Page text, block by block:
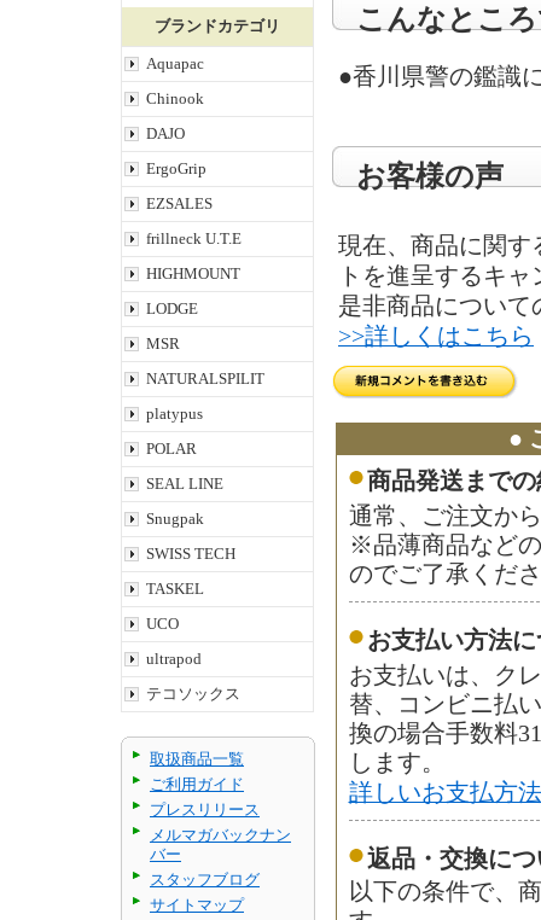
ブランドカテゴリ
Aquapac
Chinook
DAJO
ErgoGrip
EZSALES
frillneck U.T.E
HIGHMOUNT
LODGE
MSR
NATURALSPILIT
platypus
POLAR
SEAL LINE
Snugpak
SWISS TECH
TASKEL
UCO
ultrapod
テコソックス
取扱商品一覧
ご利用ガイド
プレスリリース
メルマガバックナン
バー
スタッフブログ
サイトマップ
こんなとこ
●香川県警の鑑識
お客様の声
現在、商品に関す
トを進呈するキ
是非商品について
>>詳しくはこちら
●
商品発送まで
通常、ご注文か
※品薄商品など
のでご了承くだ
お支払い方法
お支払いは、ク
替、コンビニ払
換の場合手数料
します。
詳しいお支払方
返品・交換につ
以下の条件で、